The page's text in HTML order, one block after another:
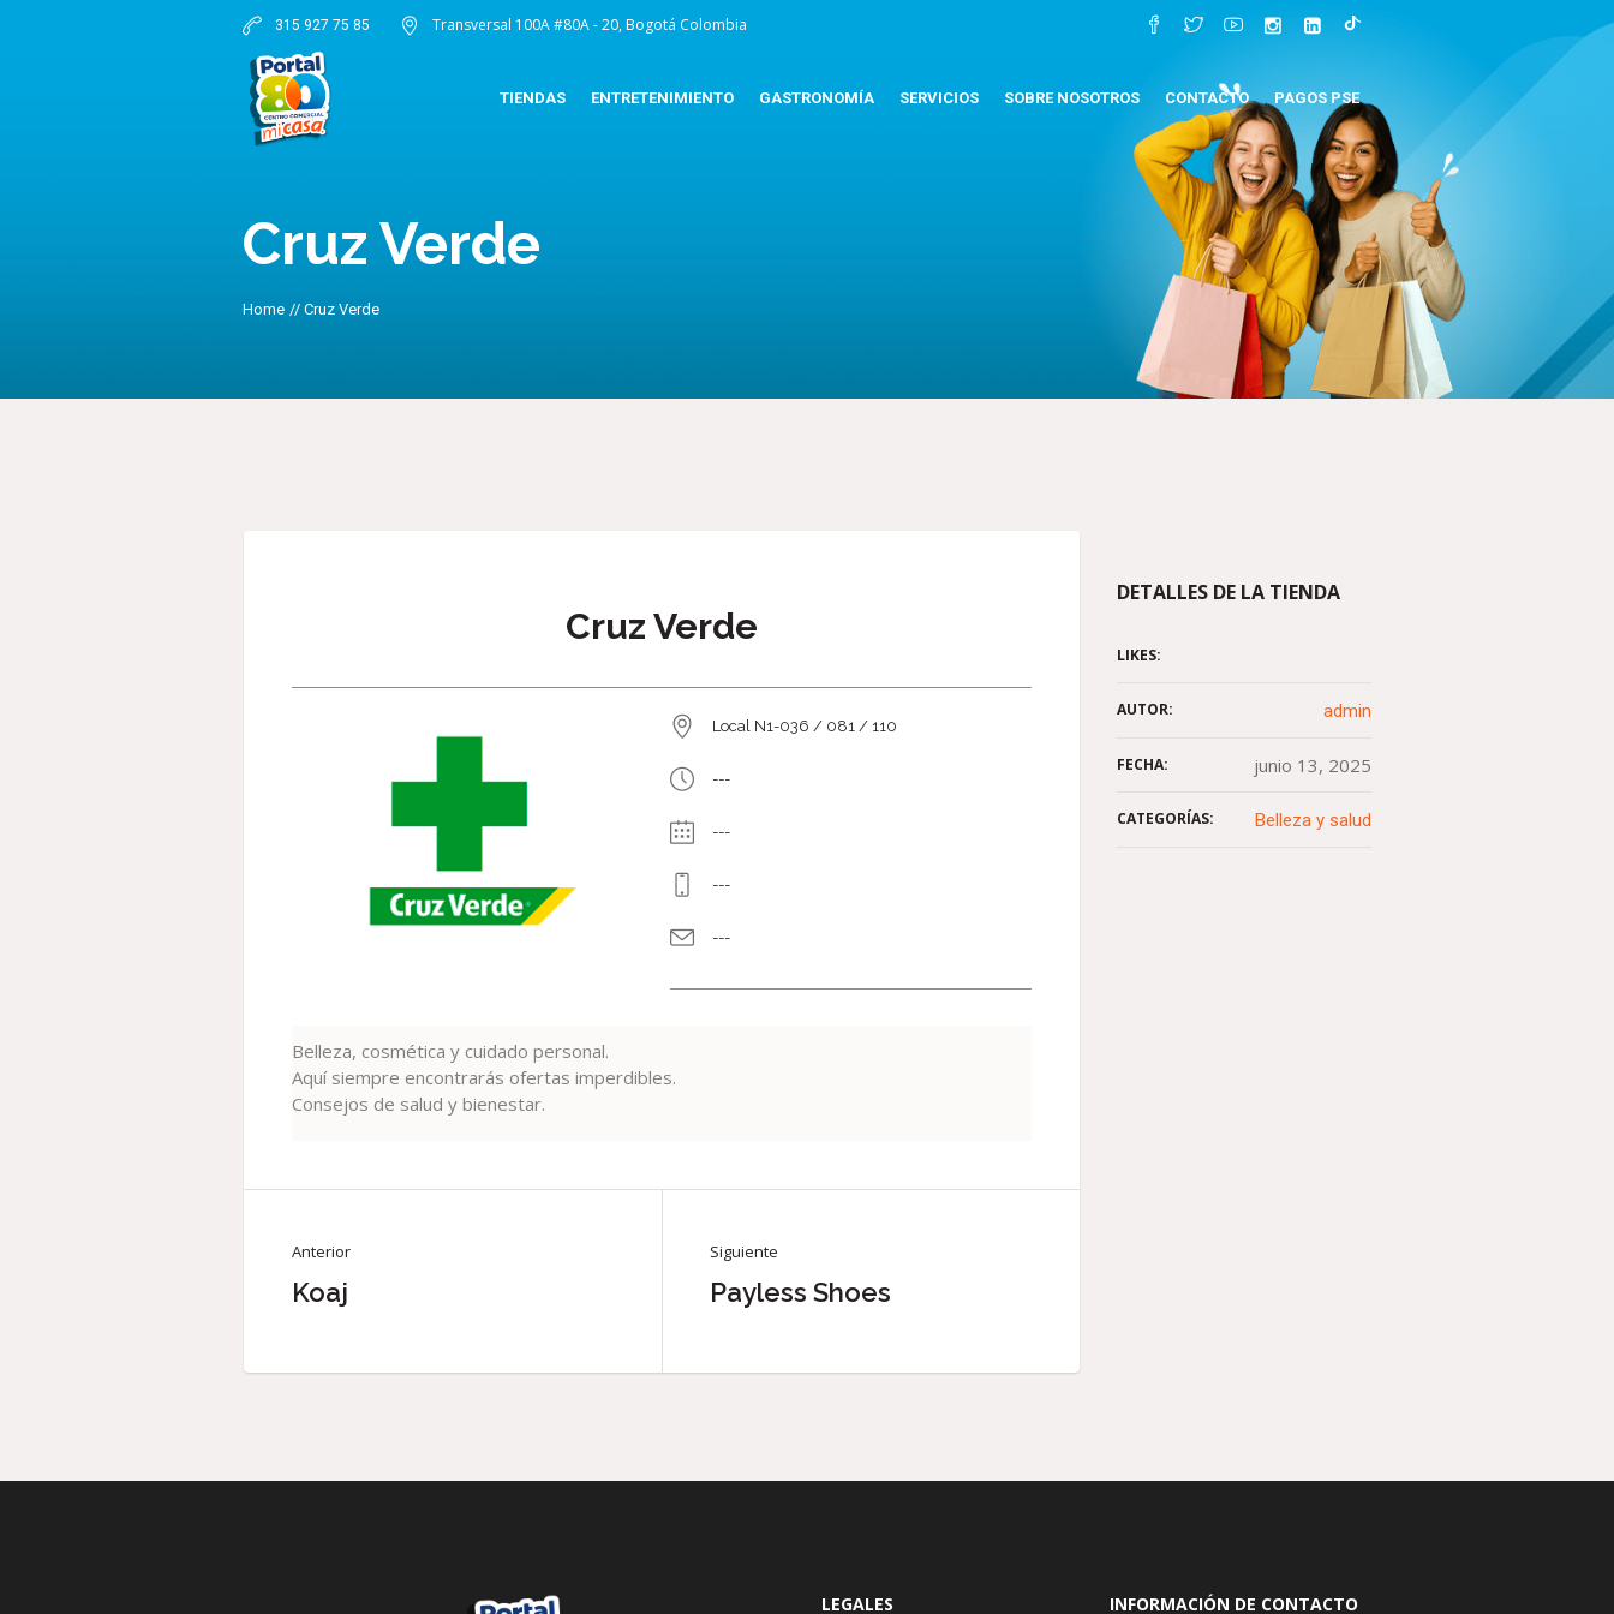
315 927 75 85 Transversal 100A #80A - 20, Bogotá Colombia
TIENDAS ENTRETENIMIENTO GASTRONOMÍA SERVICIOS SOBRE NOSOTROS CONTACTO PAGOS PSE
Cruz Verde
Home // Cruz Verde
Cruz Verde
Local N1-036 / 081 / 110
---
---
---
---
Belleza, cosmética y cuidado personal.
Aquí siempre encontrarás ofertas imperdibles.
Consejos de salud y bienestar.
Anterior
Koaj
Siguiente
Payless Shoes
DETALLES DE LA TIENDA
LIKES:
AUTOR: admin
FECHA: junio 13, 2025
CATEGORÍAS: Belleza y salud
LEGALES INFORMACIÓN DE CONTACTO